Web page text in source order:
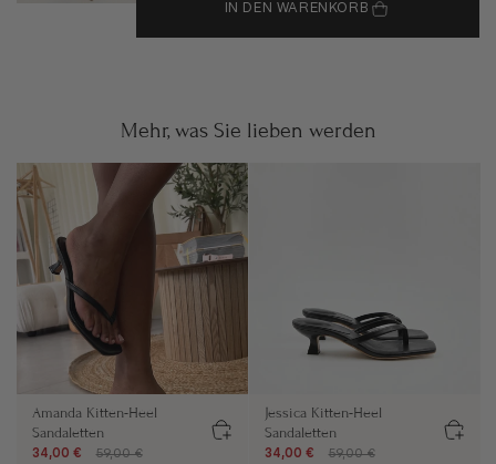
IN DEN WARENKORB
Mehr, was Sie lieben werden
Amanda Kitten-Heel
Sandaletten
34,00 € 59,00 €
Jessica Kitten-Heel
Sandaletten
34,00 € 59,00 €